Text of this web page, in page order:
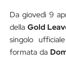
Da giovedì 9
della Gold
singolo
formata da